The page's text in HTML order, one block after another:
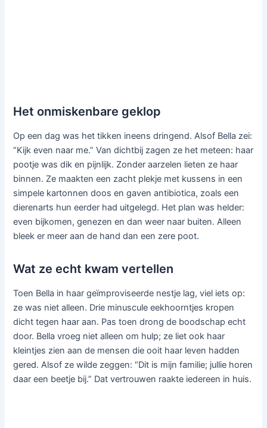
Het onmiskenbare geklop
Op een dag was het tikken ineens dringend. Alsof Bella zei:
“Kijk even naar me.” Van dichtbij zagen ze het meteen: haar
pootje was dik en pijnlijk. Zonder aarzelen lieten ze haar
binnen. Ze maakten een zacht plekje met kussens in een
simpele kartonnen doos en gaven antibiotica, zoals een
dierenarts hun eerder had uitgelegd. Het plan was helder:
even bijkomen, genezen en dan weer naar buiten. Alleen
bleek er meer aan de hand dan een zere poot.
Wat ze echt kwam vertellen
Toen Bella in haar geïmproviseerde nestje lag, viel iets op:
ze was niet alleen. Drie minuscule eekhoorntjes kropen
dicht tegen haar aan. Pas toen drong de boodschap echt
door. Bella vroeg niet alleen om hulp; ze liet ook haar
kleintjes zien aan de mensen die ooit haar leven hadden
gered. Alsof ze wilde zeggen: “Dit is mijn familie; jullie horen
daar een beetje bij.” Dat vertrouwen raakte iedereen in huis.